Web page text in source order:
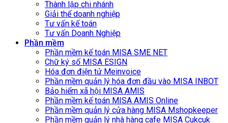
Thành lập chi nhánh
Giải thể doanh nghiệp
Tư vấn kế toán
Tư vấn Doanh Nghiệp
Phần mềm
Phần mềm kế toán MISA SME NET
Chữ ký số MISA ESIGN
Hóa đơn điện tử Meinvoice
Phần mềm quản lý hóa đơn đầu vào MISA INBOT
Bảo hiểm xã hội MISA AMIS
Phần mềm kế toán MISA AMIS Online
Phần mềm quản lý cửa hàng MISA Mshopkeeper
Phần mềm quản lý nhà hàng cafe MISA Cukcuk